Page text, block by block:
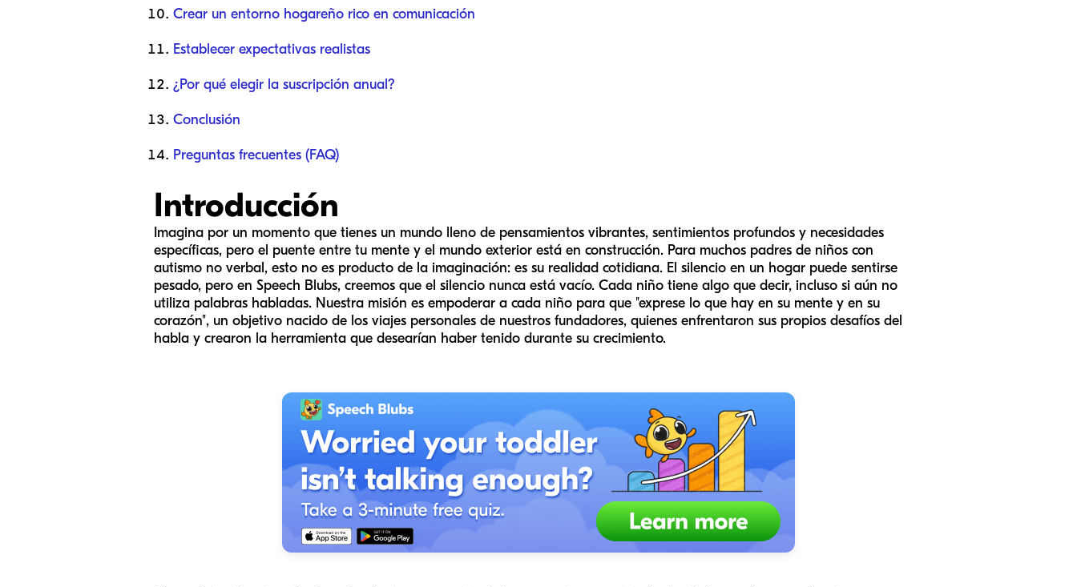
Crear un entorno hogareño rico en comunicación
Establecer expectativas realistas
¿Por qué elegir la suscripción anual?
Conclusión
Preguntas frecuentes (FAQ)
Introducción
Imagina por un momento que tienes un mundo lleno de pensamientos vibrantes, sentimientos profundos y necesidades
específicas, pero el puente entre tu mente y el mundo exterior está en construcción. Para muchos padres de niños con
autismo no verbal, esto no es producto de la imaginación: es su realidad cotidiana. El silencio en un hogar puede sentirse
pesado, pero en Speech Blubs, creemos que el silencio nunca está vacío. Cada niño tiene algo que decir, incluso si aún no
utiliza palabras habladas. Nuestra misión es empoderar a cada niño para que "exprese lo que hay en su mente y en su
corazón", un objetivo nacido de los viajes personales de nuestros fundadores, quienes enfrentaron sus propios desafíos del
habla y crearon la herramienta que desearían haber tenido durante su crecimiento.